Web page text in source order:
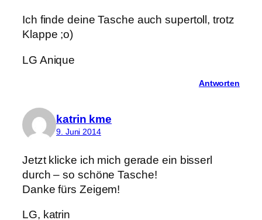
Ich finde deine Tasche auch supertoll, trotz
Klappe ;o)
LG Anique
Antworten
katrin kme
9. Juni 2014
Jetzt klicke ich mich gerade ein bisserl
durch – so schöne Tasche!
Danke fürs Zeigem!
LG, katrin